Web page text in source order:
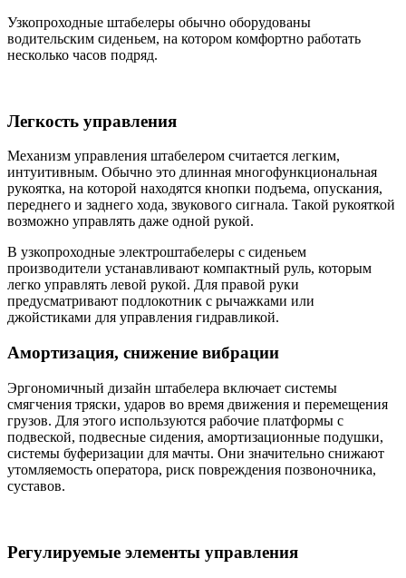
Узкопроходные штабелеры обычно оборудованы
водительским сиденьем, на котором комфортно работать
несколько часов подряд.
Легкость управления
Механизм управления штабелером считается легким,
интуитивным. Обычно это длинная многофункциональная
рукоятка, на которой находятся кнопки подъема, опускания,
переднего и заднего хода, звукового сигнала. Такой рукояткой
возможно управлять даже одной рукой.
В узкопроходные электроштабелеры с сиденьем
производители устанавливают компактный руль, которым
легко управлять левой рукой. Для правой руки
предусматривают подлокотник с рычажками или
джойстиками для управления гидравликой.
Амортизация, снижение вибрации
Эргономичный дизайн штабелера включает системы
смягчения тряски, ударов во время движения и перемещения
грузов. Для этого используются рабочие платформы с
подвеской, подвесные сидения, амортизационные подушки,
системы буферизации для мачты. Они значительно снижают
утомляемость оператора, риск повреждения позвоночника,
суставов.
Регулируемые элементы управления